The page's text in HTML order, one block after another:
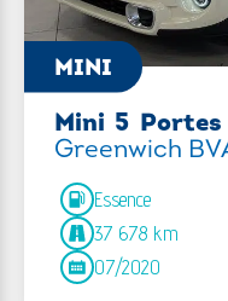
MINI
Mini 5 Portes
Greenwich
Essence
37 678 km
07/2020